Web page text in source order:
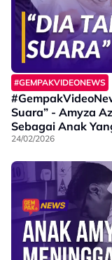
#GEMPAKVIDEONEWS
Suara” - Amyza
Sebagai Anak
24/02/2026